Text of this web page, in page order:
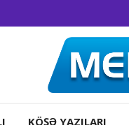
KÖŞƏ YAZILARI